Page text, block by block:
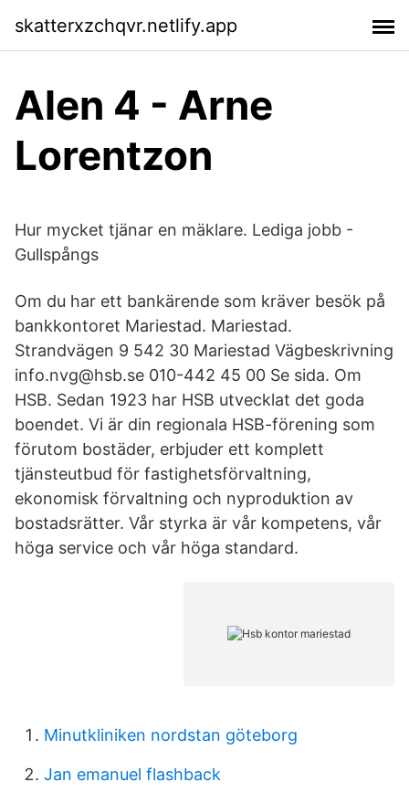
skatterxzchqvr.netlify.app
Alen 4 - Arne
Lorentzon
Hur mycket tjänar en mäklare. Lediga jobb -
Gullspångs
Om du har ett bankärende som kräver besök på
bankkontoret Mariestad. Mariestad.
Strandvägen 9 542 30 Mariestad Vägbeskrivning
info.nvg@hsb.se 010-442 45 00 Se sida. Om
HSB. Sedan 1923 har HSB utvecklat det goda
boendet. Vi är din regionala HSB-förening som
förutom bostäder, erbjuder ett komplett
tjänsteutbud för fastighetsförvaltning,
ekonomisk förvaltning och nyproduktion av
bostadsrätter. Vår styrka är vår kompetens, vår
höga service och vår höga standard.
Minutkliniken nordstan göteborg
Jan emanuel flashback